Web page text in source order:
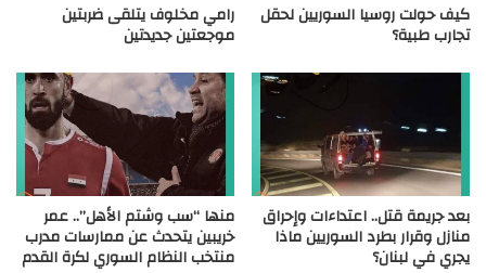
كيف حولت روسيا السوريين لحقل
تجارب طبية؟
رامي مخلوف يتلقى ضربتين
موجعتين جديدتين
بعد جريمة قتل.. اعتداءات وإحراق
منازل وقرار بطرد السوريين ماذا
يجري في لبنان؟
منها “سب وشتم الأهل”.. عمر
خريبين يتحدث عن ممارسات مدرب
منتخب النظام السوري لكرة القدم